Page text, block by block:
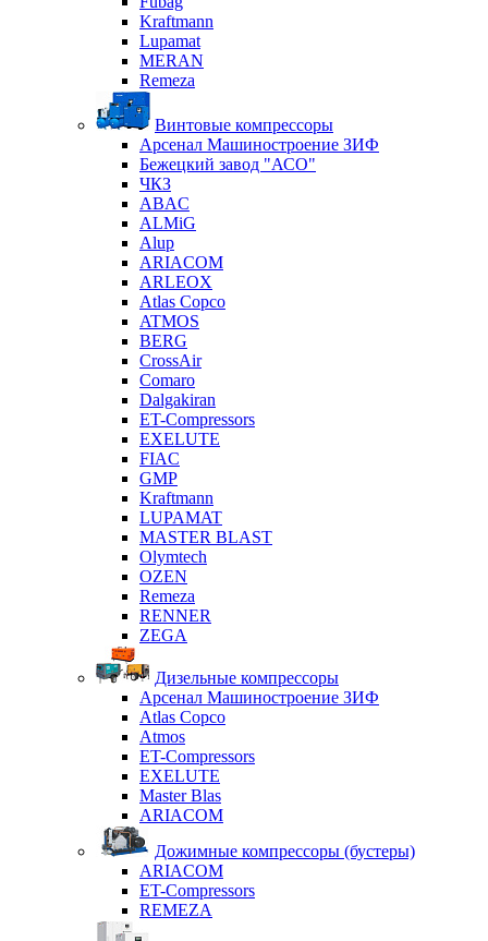
Kraftmann
Lupamat
MERAN
Remeza
Винтовые компрессоры
Арсенал Машиностроение ЗИФ
Бежецкий завод "АСО"
ЧКЗ
ABAC
ALMiG
Alup
ARIACOM
ARLEOX
Atlas Copco
ATMOS
BERG
CrossAir
Comaro
Dalgakiran
ET-Compressors
EXELUTE
FIAC
GMP
Kraftmann
LUPAMAT
MASTER BLAST
Olymtech
OZEN
Remeza
RENNER
ZEGA
Дизельные компрессоры
Арсенал Машиностроение ЗИФ
Atlas Copco
Atmos
ET-Compressors
EXELUTE
Master Blas
ARIACOM
Дожимные компрессоры (бустеры)
ARIACOM
ET-Compressors
REMEZA